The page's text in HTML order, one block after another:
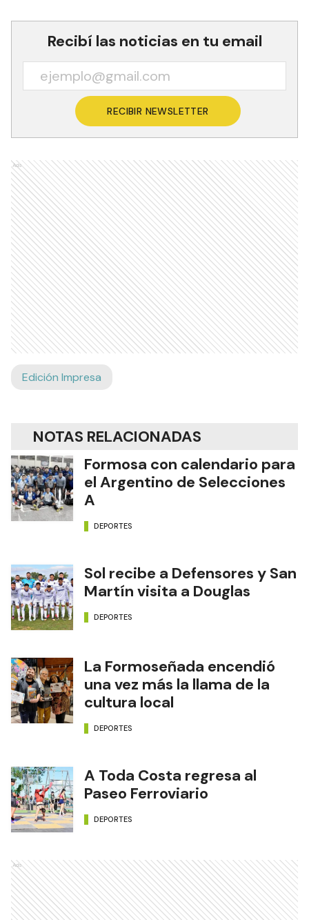
Recibí las noticias en tu email
RECIBIR NEWSLETTER
Ads
Edición Impresa
NOTAS RELACIONADAS
Formosa con calendario para
el Argentino de Selecciones
A
DEPORTES
Sol recibe a Defensores y San
Martín visita a Douglas
DEPORTES
La Formoseñada encendió
una vez más la llama de la
cultura local
DEPORTES
A Toda Costa regresa al
Paseo Ferroviario
DEPORTES
Ads